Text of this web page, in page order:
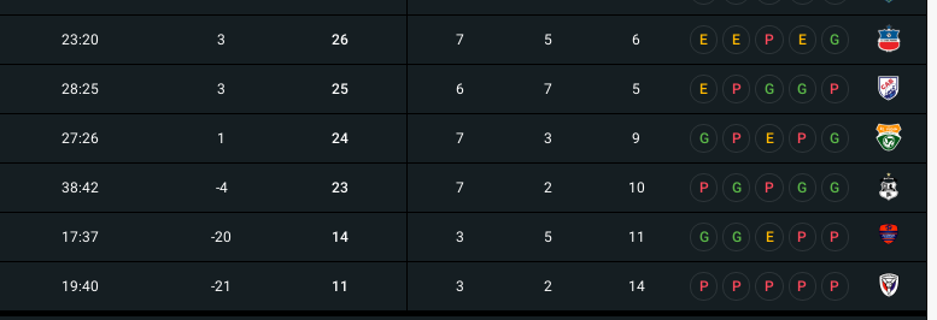
23:20 3 26 7 5 6 E E P E G
28:25 3 25 6 7 5 E P G G P
27:26 1 24 7 3 9 G P E P G
38:42 -4 23 7 2 10 P G P G G
17:37 -20 14 3 5 11 G G E P P
19:40 -21 11 3 2 14 P P P P P